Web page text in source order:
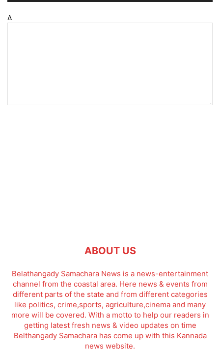
Δ
ABOUT US
Belathangady Samachara News is a news-entertainment
channel from the coastal area. Here news & events from
different parts of the state and from different categories
like politics, crime,sports, agriculture,cinema and many
more will be covered. With a motto to help our readers in
getting latest fresh news & video updates on time
Belthangady Samachara has come up with this Kannada
news website.